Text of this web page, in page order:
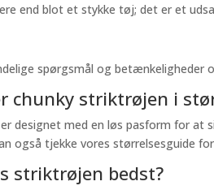
end blot et stykke tøj; det er et
spørgsmål og
chunky striktrøjen i
designet med en løs pasform for
også tjekke vores størrelsesguide
striktrøjen bedst?